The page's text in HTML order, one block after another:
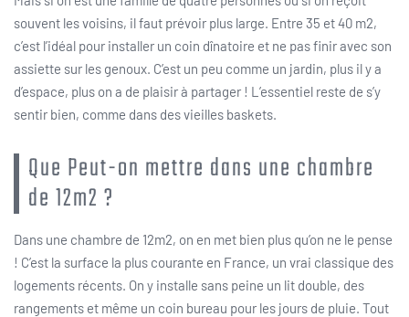
souvent les voisins, il faut prévoir plus large. Entre 35 et 40 m2,
c’est l’idéal pour installer un coin dînatoire et ne pas finir avec son
assiette sur les genoux. C’est un peu comme un jardin, plus il y a
d’espace, plus on a de plaisir à partager ! L’essentiel reste de s’y
sentir bien, comme dans des vieilles baskets.
Que Peut-on mettre dans une chambre
de 12m2 ?
Dans une chambre de 12m2, on en met bien plus qu’on ne le pense
! C’est la surface la plus courante en France, un vrai classique des
logements récents. On y installe sans peine un lit double, des
rangements et même un coin bureau pour les jours de pluie. Tout